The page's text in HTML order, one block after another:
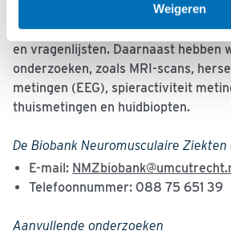
Weigeren
de basis voor al het onderzoek naar
We verzamelen onder andere
en vragenlijsten. Daarnaast hebben
onderzoeken, zoals MRI-scans,
metingen (EEG), spieractiviteit
thuismetingen en huidbiopten.
De Biobank Neuromusculaire Ziekten
E-mail:
Telefoonnummer: 088 75 651 39
Aanvullende onderzoeken